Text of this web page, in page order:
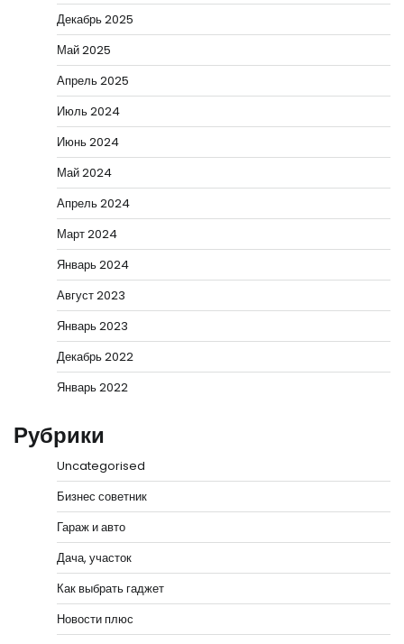
Декабрь 2025
Май 2025
Апрель 2025
Июль 2024
Июнь 2024
Май 2024
Апрель 2024
Март 2024
Январь 2024
Август 2023
Январь 2023
Декабрь 2022
Январь 2022
Рубрики
Uncategorised
Бизнес советник
Гараж и авто
Дача, участок
Как выбрать гаджет
Новости плюс